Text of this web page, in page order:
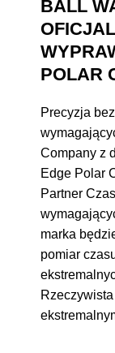
BALL
POLAR
Precyzja
Company z
Edge Polar
Partner
marka
pomiar